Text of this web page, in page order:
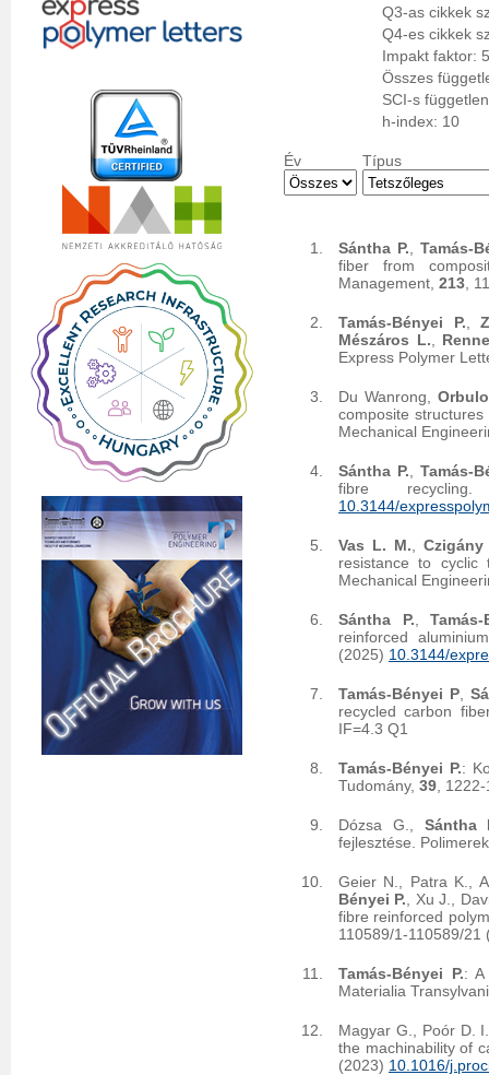
Q3-as cikkek
Q4-es cikkek
Impakt faktor:
Összes
SCI-s
h-index: 10
Év Típus
Sántha P.
Tamás-
fiber from
Management, 213 ,
Tamás-Bényei P. ,
Mészáros L.
Express Polymer
Du Wanrong,
composite
Mechanical
Sántha P. ,Tamás-
fibre
10.3144/
Vas L. M.
Czigány
resistance to cyclic
Mechanical
Sántha P. ,
reinforced
(2025) 10.3144/
Tamás-Bényei P ,
recycled carbon
IF=4.3 Q1
Tamás-Bényei P.:
Tudomány, 39 ,
Dózsa G., Sántha
fejlesztése.
Geier N., Patra K.,
Bényei P. , Xu J.,
fibre reinforced
110589/1-110589/
Tamás-Bényei P.: A
Materialia
Magyar G., Poór D.
the machinability of
(2023) 10.1016/